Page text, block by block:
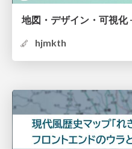
hjmkth